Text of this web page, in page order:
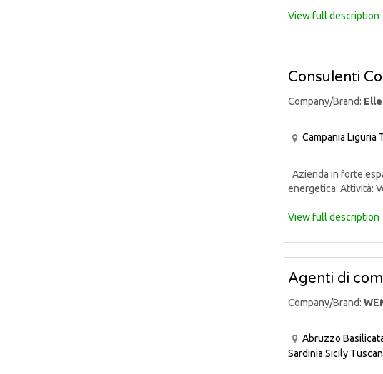
View full description
Consulenti
Company/Brand:
Campania Liguria
Azienda in forte
energetica: Attività:
View full description
Agenti di
Company/Brand:
Abruzzo
Sardinia Sicily